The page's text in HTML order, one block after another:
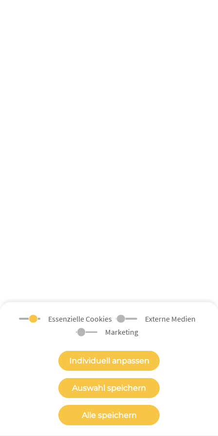
©2026
Copyright
Gefördert durch die
Landeskommission Berlin gegen Gewalt
Essenzielle Cookies
Externe Medien
Marketing
Individuell anpassen
Auswahl speichern
Alle speichern